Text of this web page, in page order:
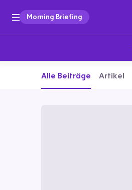
Morning Briefing
Alle Beiträge Artikel